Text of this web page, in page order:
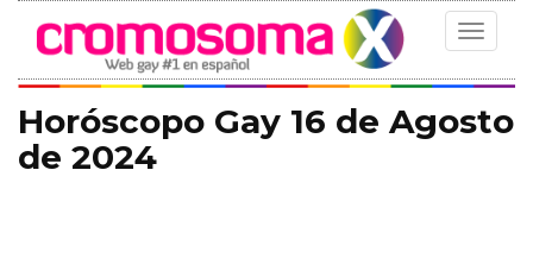
Toggle
Horóscopo Gay 16 de Agosto
de 2024